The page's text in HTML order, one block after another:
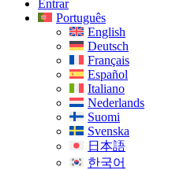
Entrar
Português
English
Deutsch
Français
Español
Italiano
Nederlands
Suomi
Svenska
日本語
한국어